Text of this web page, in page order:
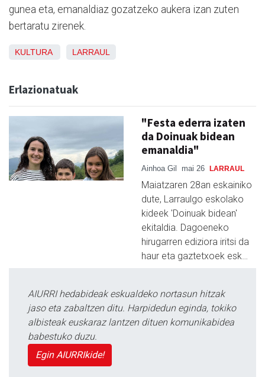
gunea eta, emanaldiaz gozatzeko aukera izan zuten
bertaratu zirenek.
KULTURA LARRAUL
Erlazionatuak
"Festa ederra izaten
da Doinuak bidean
emanaldia"
Ainhoa Gil mai 26 LARRAUL
Maiatzaren 28an eskainiko
dute, Larraulgo eskolako
kideek 'Doinuak bidean'
ekitaldia. Dagoeneko
hirugarren ediziora iritsi da
haur eta gaztetxoek esk…
AIURRI hedabideak eskualdeko nortasun hitzak
jaso eta zabaltzen ditu. Harpidedun eginda, tokiko
albisteak euskaraz lantzen dituen komunikabidea
babestuko duzu.
Egin AIURRIkide!